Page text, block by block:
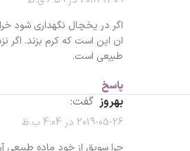
اگر در یخچال نگهداری شود
ان این است که کرم بزند. اگر
طبیعی است.
پاسخ
بهروز گفت:
2019-05-26 در 4:04 ب.ظ
چرا سویق از خود ماده